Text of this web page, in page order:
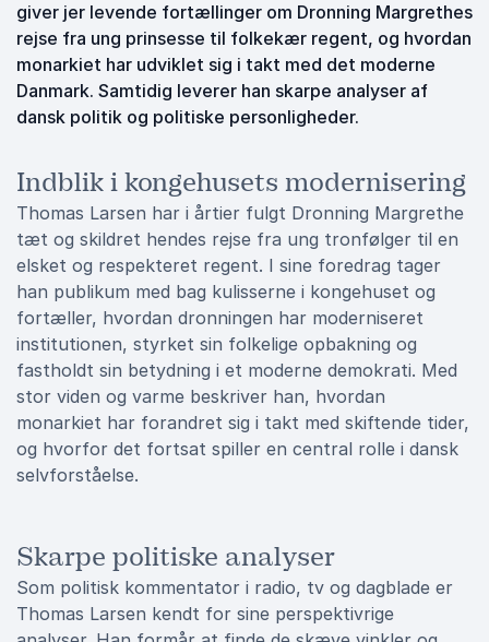
giver jer levende fortællinger om Dronning Margrethes
rejse fra ung prinsesse til folkekær regent, og hvordan
monarkiet har udviklet sig i takt med det moderne
Danmark. Samtidig leverer han skarpe analyser af
dansk politik og politiske personligheder.
Indblik i kongehusets modernisering
Thomas Larsen har i årtier fulgt Dronning Margrethe
tæt og skildret hendes rejse fra ung tronfølger til en
elsket og respekteret regent. I sine foredrag tager
han publikum med bag kulisserne i kongehuset og
fortæller, hvordan dronningen har moderniseret
institutionen, styrket sin folkelige opbakning og
fastholdt sin betydning i et moderne demokrati. Med
stor viden og varme beskriver han, hvordan
monarkiet har forandret sig i takt med skiftende tider,
og hvorfor det fortsat spiller en central rolle i dansk
selvforståelse.
Skarpe politiske analyser
Som politisk kommentator i radio, tv og dagblade er
Thomas Larsen kendt for sine perspektivrige